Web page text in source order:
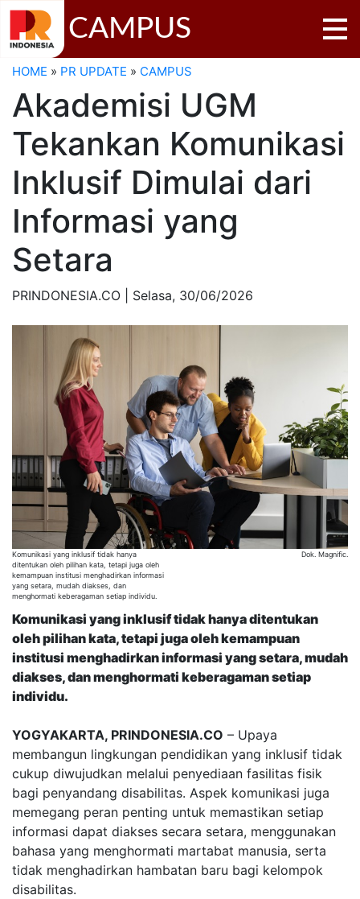
CAMPUS
HOME » PR UPDATE » CAMPUS
Akademisi UGM
Tekankan Komunikasi
Inklusif Dimulai dari
Informasi yang
Setara
PRINDONESIA.CO | Selasa, 30/06/2026
Komunikasi yang inklusif tidak hanya
ditentukan oleh pilihan kata, tetapi juga oleh
kemampuan institusi menghadirkan informasi
yang setara, mudah diakses, dan
menghormati keberagaman setiap individu.
Dok. Magnific.
Komunikasi yang inklusif tidak hanya ditentukan
oleh pilihan kata, tetapi juga oleh kemampuan
institusi menghadirkan informasi yang setara, mudah
diakses, dan menghormati keberagaman setiap
individu.
YOGYAKARTA, PRINDONESIA.CO – Upaya
membangun lingkungan pendidikan yang inklusif tidak
cukup diwujudkan melalui penyediaan fasilitas fisik
bagi penyandang disabilitas. Aspek komunikasi juga
memegang peran penting untuk memastikan setiap
informasi dapat diakses secara setara, menggunakan
bahasa yang menghormati martabat manusia, serta
tidak menghadirkan hambatan baru bagi kelompok
disabilitas.